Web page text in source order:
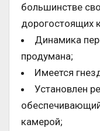
большинстве
дорогостоящих
Динамика
продумана;
Имеется
Установлен
камерой;